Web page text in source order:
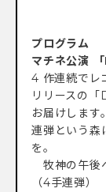
プログラム
マチネ公演
4 作連続でレ
リリースの
お届けします。
連弾という森
を。
牧神の午後
（4手連弾）